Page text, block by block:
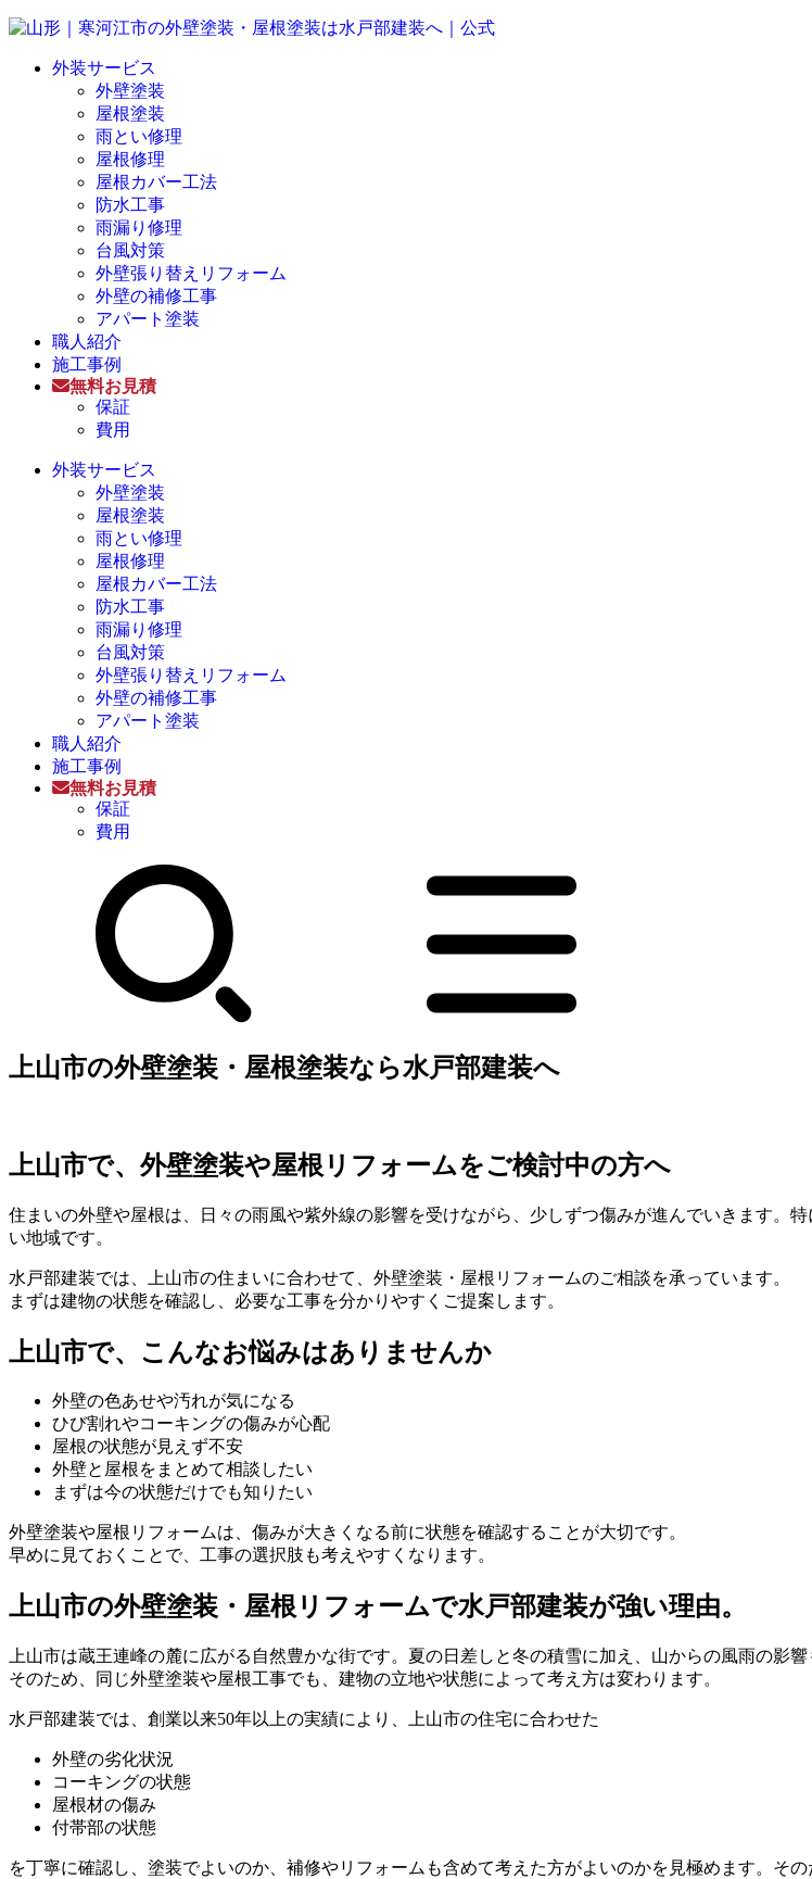
外装サービス
外壁塗装
屋根塗装
雨とい修理
屋根修理
屋根カバー工法
防水工事
雨漏り修理
台風対策
外壁張り替えリフォーム
外壁の補修工事
アパート塗装
職人紹介
施工事例
無料お見積
保証
費用
外装サービス
外壁塗装
屋根塗装
雨とい修理
屋根修理
屋根カバー工法
防水工事
雨漏り修理
台風対策
外壁張り替えリフォーム
外壁の補修工事
アパート塗装
職人紹介
施工事例
無料お見積
保証
費用
上山市の外壁塗装・屋根塗装なら水戸部建装へ
上山市で、外壁塗装や屋根リフォームをご検討中の方へ
住まいの外壁や屋根は、日々の雨風や紫外線の影響を受けながら、少しずつ傷みが進んでいきます。
い地域です。
水戸部建装では、上山市の住まいに合わせて、外壁塗装・屋根リフォームのご相談を承っています。
まずは建物の状態を確認し、必要な工事を分かりやすくご提案します。
上山市で、こんなお悩みはありませんか
外壁の色あせや汚れが気になる
ひび割れやコーキングの傷みが心配
屋根の状態が見えず不安
外壁と屋根をまとめて相談したい
まずは今の状態だけでも知りたい
外壁塗装や屋根リフォームは、傷みが大きくなる前に状態を確認することが大切です。
早めに見ておくことで、工事の選択肢も考えやすくなります。
上山市の外壁塗装・屋根リフォームで水戸部建装が強い理由。
上山市は蔵王連峰の麓に広がる自然豊かな街です。夏の日差しと冬の積雪に加え、山からの風雨の影
そのため、同じ外壁塗装や屋根工事でも、建物の立地や状態によって考え方は変わります。
水戸部建装では、創業以来50年以上の実績により、上山市の住宅に合わせた
外壁の劣化状況
コーキングの状態
屋根材の傷み
付帯部の状態
を丁寧に確認し、塗装でよいのか、補修やリフォームも含めて考えた方がよいのかを見極めます。そ